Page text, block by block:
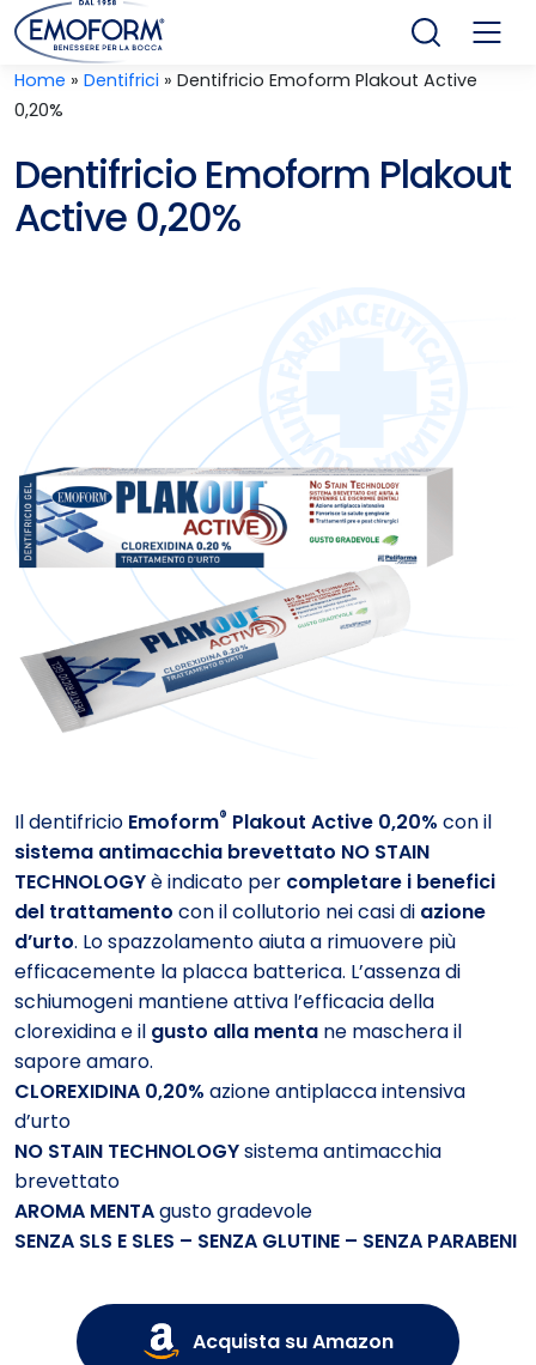
Home » Dentifrici » Dentifricio Emoform Plakout Active
0,20%
Il dentifricio Emoform® Plakout Active 0,20% con il
sistema antimacchia brevettato NO STAIN
TECHNOLOGYè indicato per completare i benefici
del trattamento con il collutorio nei casi di azione
d’urto. Lo spazzolamento aiuta a rimuovere più
efficacemente la placca batterica. L’assenza di
schiumogeni mantiene attiva l’efficacia della
clorexidina e il gusto alla menta ne maschera il
sapore amaro.
CLOREXIDINA 0,20% azione antiplacca intensiva
d’urto
NO STAIN TECHNOLOGYsistema antimacchia
brevettato
AROMA MENTAgusto gradevole
SENZA SLS E SLES – SENZA GLUTINE – SENZA PARABENI
Acquista su Amazon
Dentifricio Emoform Plakout
Active 0,20%